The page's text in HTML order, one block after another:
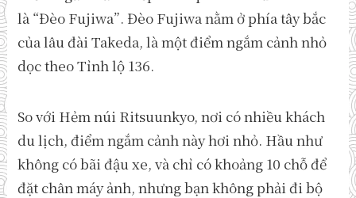
là “Đèo Fujiwa”. Đèo Fujiwa nằm ở phía tây bắc
của lâu đài Takeda, là một điểm ngắm cảnh nhỏ
dọc theo Tỉnh lộ 136.
So với Hẻm núi Ritsuunkyo, nơi có nhiều khách
du lịch, điểm ngắm cảnh này hơi nhỏ. Hầu như
không có bãi đậu xe, và chỉ có khoảng 10 chỗ để
đặt chân máy ảnh, nhưng bạn không phải đi bộ